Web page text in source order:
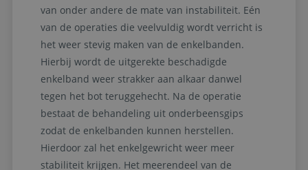
van onder andere de mate van instabiliteit. Eén
van de operaties die veelvuldig wordt verricht is
het weer stevig maken van de enkelbanden.
Hierbij wordt de uitgerekte beschadigde
enkelband weer strakker aan alkaar danwel
tegen het bot teruggehecht. Na de operatie
bestaat de behandeling uit onderbeensgips
zodat de enkelbanden kunnen herstellen.
Hierdoor zal het enkelgewricht weer meer
stabiliteit krijgen. Het meerendeel van de